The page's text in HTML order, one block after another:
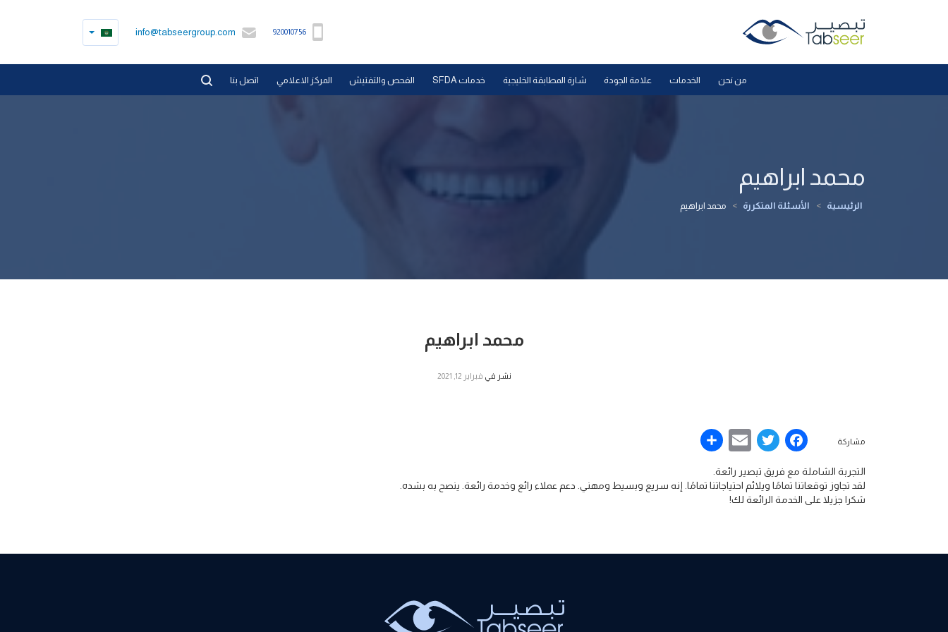
920010756
info@tabseergroup.com
من نحن الخدمات علامة الجودة شارة المطابقة الخليجية خدمات SFDA الفحص والتفتيش المركز الاعلامي اتصل بنا
محمد ابراهيم
الرئيسية > الأسئلة المتكررة > محمد ابراهيم
محمد ابراهيم
نشر في فبراير 12, 2021
مشاركة Facebook
Twitter
Email
التجربة الشاملة مع فريق تبصير رائعة.
لقد تجاوز توقعاتنا تمامًا ويلائم احتياجاتنا تمامًا. إنه سريع وبسيط ومهني. دعم عملاء رائع وخدمة رائعة. ينصح به بشده.
شكرا جزيلا على الخدمة الرائعة لك!